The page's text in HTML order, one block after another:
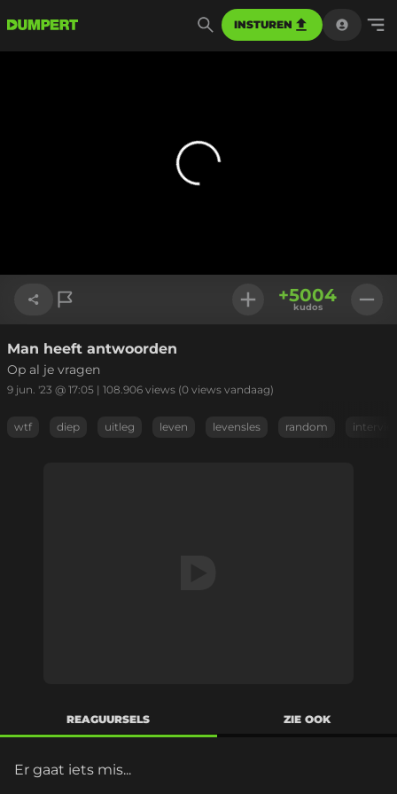
INSTUREN
Link kopiëren
+5004
kudos
Man heeft antwoorden
Op al je vragen
9 jun. '23 @ 17:05 | 108.906 views (0 views vandaag)
wtf diep uitleg leven levensles random
REAGUURSELS ZIE OOK
Er gaat iets mis...